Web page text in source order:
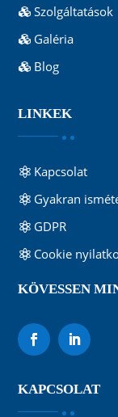
Szolgáltatások
Galéria
Blog
LINKEK
Kapcsolat
Gyakran
GDPR
Cookie
KÖVESSEN
KAPCSOLAT